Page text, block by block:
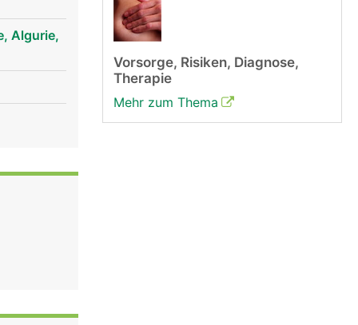
Algurie,
Vorsorge, Risiken, Diagnose,
Therapie
Mehr zum Thema